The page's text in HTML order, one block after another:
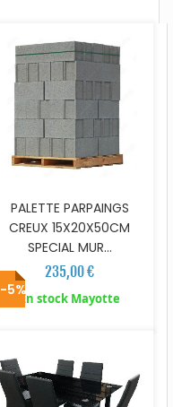
PALETTE PARPAINGS
CREUX 15X20X50CM
SPECIAL MUR...
235,00 €
En stock Mayotte
-5%